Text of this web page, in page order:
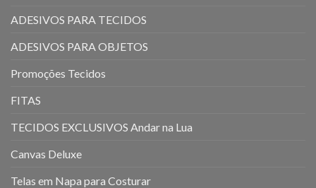
ADESIVOS PARA TECIDOS
ADESIVOS PARA OBJETOS
Promoções Tecidos
FITAS
TECIDOS EXCLUSIVOS Andar na Lua
Canvas Deluxe
Telas em Napa para Costurar